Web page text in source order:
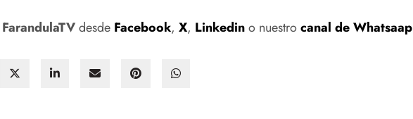
FarandulaTVdesde Facebook, X, Linkedino nuestrocanal de Whatsaap